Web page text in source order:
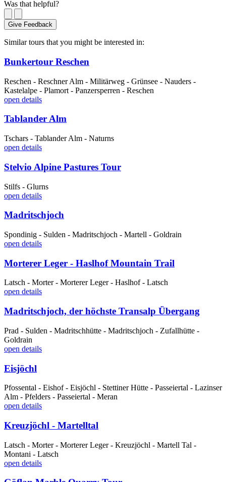
Was that helpful?
Give Feedback
Similar tours that you might be interested in:
Bunkertour Reschen
Reschen - Reschner Alm - Militärweg - Grünsee - Nauders -
Kastelalpe - Plamort - Panzersperren - Reschen
open details
Tablander Alm
Tschars - Tablander Alm - Naturns
open details
Stelvio Alpine Pastures Tour
Stilfs - Glurns
open details
Madritschjoch
Spondinig - Sulden - Madritschjoch - Martell - Goldrain
open details
Morterer Leger - Haslhof Mountain Trail
Latsch - Morter - Morterer Leger - Haslhof - Latsch
open details
Madritschjoch, der höchste Transalp Übergang
Prad - Sulden - Madritschhütte - Madritschjoch - Zufallhütte -
Goldrain
open details
Eisjöchl
Pfossental - Eishof - Eisjöchl - Stettiner Hütte - Passeiertal - Lazinser
Alm - Pfelders - Passeiertal - Meran
open details
Kreuzjöchl - Martelltal
Latsch - Morter - Morterer Leger - Kreuzjöchl - Martell Tal -
Montani - Latsch
open details